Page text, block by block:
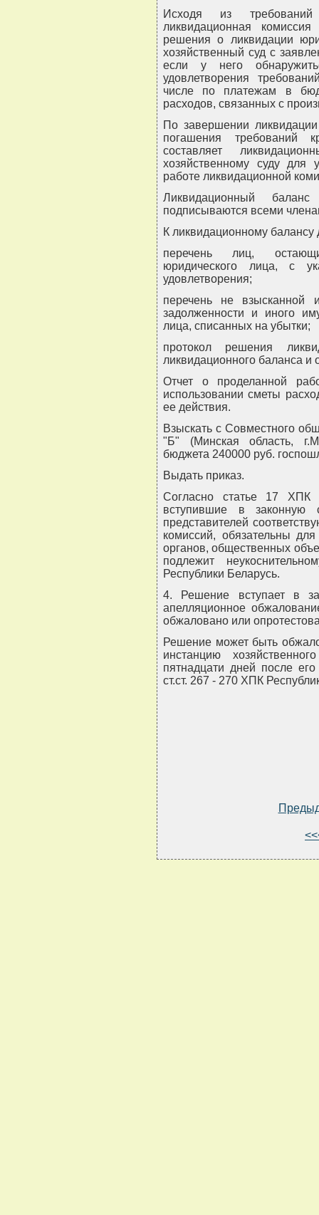
Исходя из требований
ликвидационная
решения о ликвидации
хозяйственный суд с
если у него
удовлетворения
числе по платежам в
расходов, связанных с
По завершении
погашения требований
составляет
хозяйственному суду
работе ликвидационной
Ликвидационный
подписываются всеми
К ликвидационному
перечень лиц,
юридического лица, с
удовлетворения;
перечень не взысканной
задолженности и иного
лица, списанных на убытки;
протокол решения
ликвидационного баланса и
Отчет о проделанной
использовании сметы
ее действия.
Взыскать с Совместного
"Б" (Минская область,
бюджета 240000 руб.
Выдать приказ.
Согласно статье 17 ХПК
вступившие в
представителей
комиссий, обязательны
органов, общественных
подлежит
Республики Беларусь.
4. Решение вступает в
апелляционное
обжаловано или
Решение может быть
инстанцию
пятнадцати дней после
ст.ст. 267 - 270 ХПК